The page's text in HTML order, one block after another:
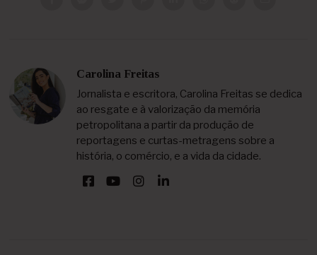
Carolina Freitas
Jornalista e escritora, Carolina Freitas se dedica
ao resgate e à valorização da memória
petropolitana a partir da produção de
reportagens e curtas-metragens sobre a
história, o comércio, e a vida da cidade.